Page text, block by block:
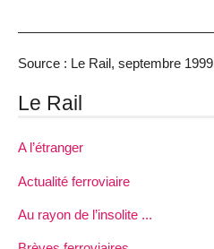
Source : Le Rail, septembre 1999
Le Rail
A l’étranger
Actualité ferroviaire
Au rayon de l’insolite ...